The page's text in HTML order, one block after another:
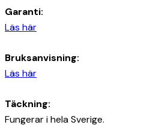
Garanti:
Läs här
Bruksanvisning:
Läs här
Täckning:
Fungerar i hela Sverige.